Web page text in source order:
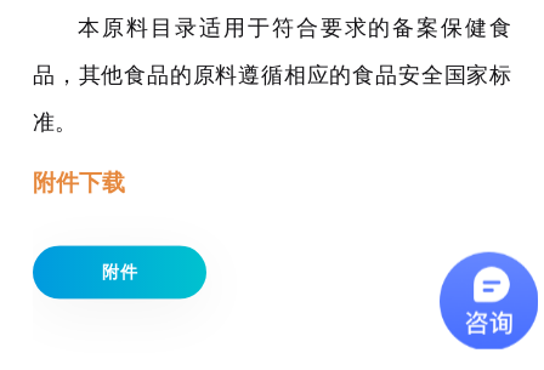
本原料目录适用于符合要求的备案保健食
品，其他食品的原料遵循相应的食品安全国家标
准。
附件下载
附件